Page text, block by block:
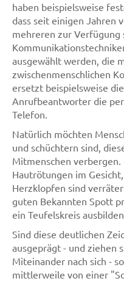
haben beispielsweise
dass seit einigen Jahren
mehreren zur Verfügung
ausgewählt werden, die
zwischenmenschlichen
ersetzt beispielsweise
Anrufbeantworter die
Telefon.
Natürlich möchten
und schüchtern sind,
Mitmenschen
Hautrötungen im
Herzklopfen sind
guten Bekannten Spott
ein Teufelskreis
Sind diese deutlichen
ausgeprägt - und ziehen
Miteinander nach sich -
mittlerweile von einer